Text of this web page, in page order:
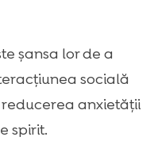
șansa lor de a
socială
anxietății
spirit.